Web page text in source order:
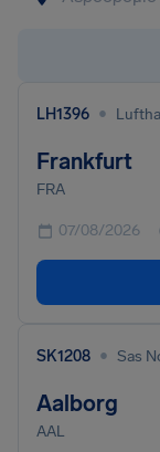
LH1396 •
Frankfurt
FRA
07/08/2026
SK1208 • Sas
Aalborg
AAL